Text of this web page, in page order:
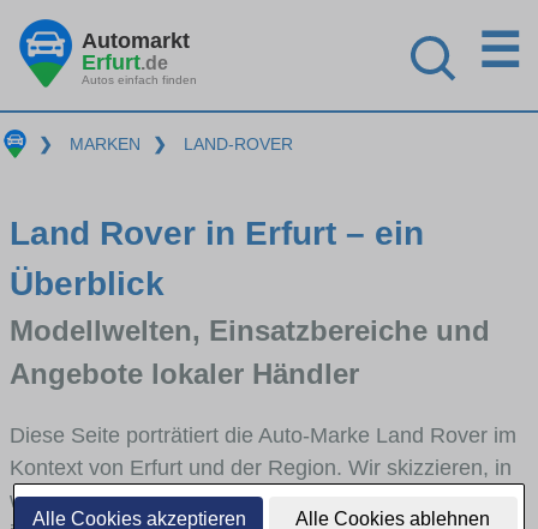
Alle Cookies akzeptieren Alle Cookies ablehnen
Automarkt
Erfurt.de
Autos einfach finden
☰
❯ MARKEN ❯ LAND-ROVER
Land Rover in Erfurt – ein
Überblick
Modellwelten, Einsatzbereiche und
Angebote lokaler Händler
Diese Seite porträtiert die Auto-Marke Land Rover im
Kontext von Erfurt und der Region. Wir skizzieren, in
welchen Fahrzeugklassen Land Rover stark vertreten